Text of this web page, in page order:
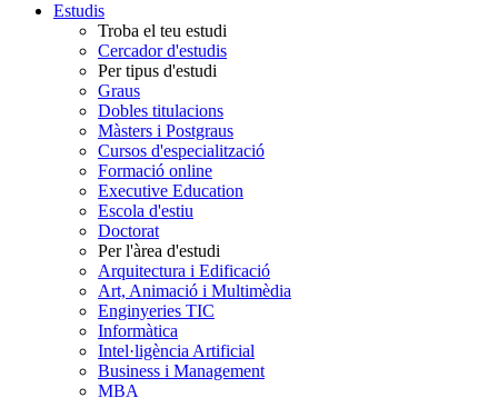
Estudis
Troba el teu estudi
Cercador d'estudis
Per tipus d'estudi
Graus
Dobles titulacions
Màsters i Postgraus
Cursos d'especialització
Formació online
Executive Education
Escola d'estiu
Doctorat
Per l'àrea d'estudi
Arquitectura i Edificació
Art, Animació i Multimèdia
Enginyeries TIC
Informàtica
Intel·ligència Artificial
Business i Management
MBA